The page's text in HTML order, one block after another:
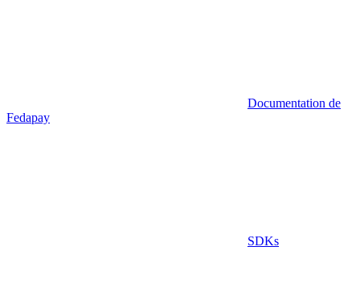
Documentation de
Fedapay
SDKs